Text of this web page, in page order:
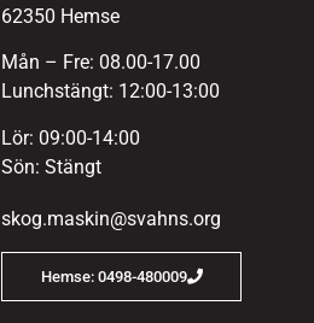
62350 Hemse
Mån – Fre: 08.00-17.00
Lunchstängt: 12:00-13:00
Lör: 09:00-14:00
Sön: Stängt
skog.maskin@svahns.org
Hemse: 0498-480009